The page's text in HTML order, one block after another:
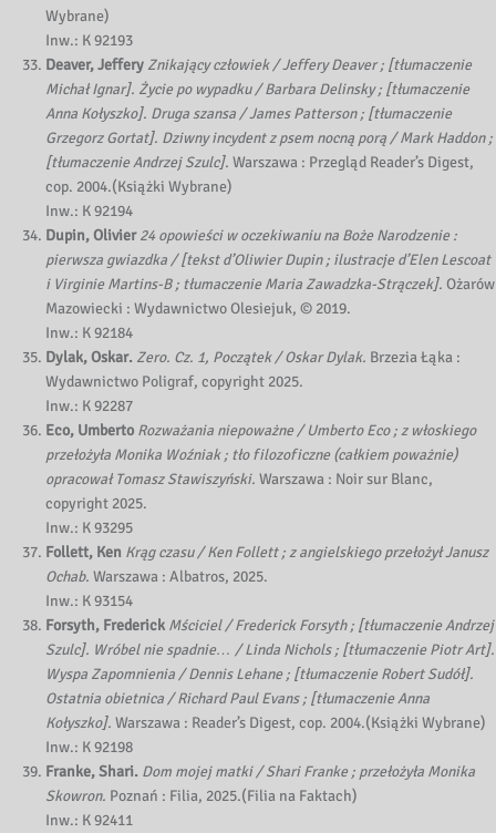
Wybrane)
Inw.: K 92193
Deaver, Jeffery Znikający człowiek / Jeffery Deaver ; [tłumaczenie
Michał Ignar]. Życie po wypadku / Barbara Delinsky ; [tłumaczenie
Anna Kołyszko]. Druga szansa / James Patterson ; [tłumaczenie
Grzegorz Gortat]. Dziwny incydent z psem nocną porą / Mark Haddon ;
[tłumaczenie Andrzej Szulc].Warszawa : Przegląd Reader’s Digest,
cop. 2004.(Książki Wybrane)
Inw.: K 92194
Dupin, Olivier24 opowieści w oczekiwaniu na Boże Narodzenie :
pierwsza gwiazdka / [tekst d’Oliwier Dupin ; ilustracje d’Elen Lescoat
i Virginie Martins-B ; tłumaczenie Maria Zawadzka-Strączek].Ożarów
Mazowiecki : Wydawnictwo Olesiejuk, © 2019.
Inw.: K 92184
Dylak, Oskar. Zero. Cz. 1, Początek / Oskar Dylak. Brzezia Łąka :
Wydawnictwo Poligraf, copyright 2025.
Inw.: K 92287
Eco, Umberto Rozważania niepoważne / Umberto Eco ; z włoskiego
przełożyła Monika Woźniak ; tło filozoficzne (całkiem poważnie)
opracował Tomasz Stawiszyński.Warszawa : Noir sur Blanc,
copyright 2025.
Inw.: K 93295
Follett, Ken Krąg czasu / Ken Follett ; z angielskiego przełożył Janusz
Ochab.Warszawa : Albatros, 2025.
Inw.: K 93154
Forsyth, Frederick Mściciel / Frederick Forsyth ; [tłumaczenie Andrzej
Szulc]. Wróbel nie spadnie… / Linda Nichols ; [tłumaczenie Piotr Art].
Wyspa Zapomnienia / Dennis Lehane ; [tłumaczenie Robert Sudół].
Ostatnia obietnica / Richard Paul Evans ; [tłumaczenie Anna
Kołyszko].Warszawa : Reader’s Digest, cop. 2004.(Książki Wybrane)
Inw.: K 92198
Franke, Shari. Dom mojej matki / Shari Franke ; przełożyła Monika
Skowron. Poznań : Filia, 2025.(Filia na Faktach)
Inw.: K 92411